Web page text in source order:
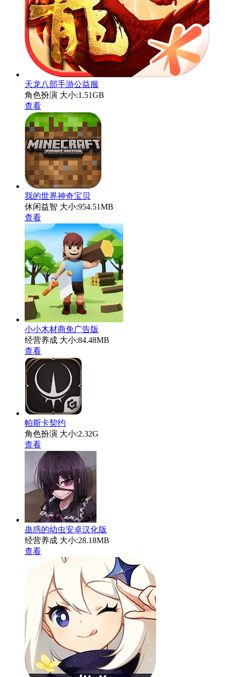
天龙八部手游公益服
角色扮演 大小:1.51GB
查看
我的世界神奇宝贝
休闲益智 大小:954.51MB
查看
小小木材商免广告版
经营养成 大小:84.48MB
查看
帕斯卡契约
角色扮演 大小:2.32G
查看
蛊惑的幼虫安卓汉化版
经营养成 大小:28.18MB
查看